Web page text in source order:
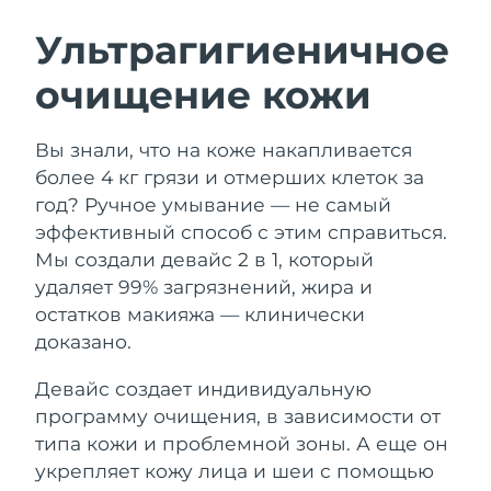
Ультрагигиеничное
очищение кожи
Вы знали, что на коже накапливается
более 4 кг грязи и отмерших клеток за
год? Ручное умывание — не самый
эффективный способ с этим справиться.
Мы создали девайс 2 в 1, который
удаляет 99% загрязнений, жира и
остатков макияжа — клинически
доказано.
Девайс создает индивидуальную
программу очищения, в зависимости от
типа кожи и проблемной зоны. А еще он
укрепляет кожу лица и шеи с помощью
LUNA™ 4 набор
Anti-aging massage
LUNA™ 4 Plus
Massage, LED heating
LUNA™ 4 Men
For men, anti-aging massage
BEAR™ 2 набор
Microcurrent toning
BEAR™ 2 go
Microcurrent toning on-the-go
BEAR™ 2 eyes & lips
Microcurrent line smoothing device
Увлажнение
UFO™ 3 набор
UFO™ 3 LED
Near-infrared and red light therapy
device
Забота о полости рта
issa™ 4
issa™ 4 plus
Smart hybrid silicone sonic toothbrush
FAQ™ АНТИВОЗРАСТНОЙ УХОД
Омоложение LED-процедуры
Австралия
Ожидаемая дата доставки
Австрия
Ожидаемая дата доставки
8/10/26
Бахрейн
8/11/26
Бельгия
Ожидаемая дата доставки
Босния и
Герцеговина
Ожидаемая дата доставки
8/13/26